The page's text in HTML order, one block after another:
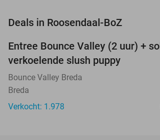
Deals in Roosendaal-BoZ
Entree Bounce Valley (2 uur) +
verkoelende slush puppy
Bounce Valley Breda
Breda
Verkocht: 1.978